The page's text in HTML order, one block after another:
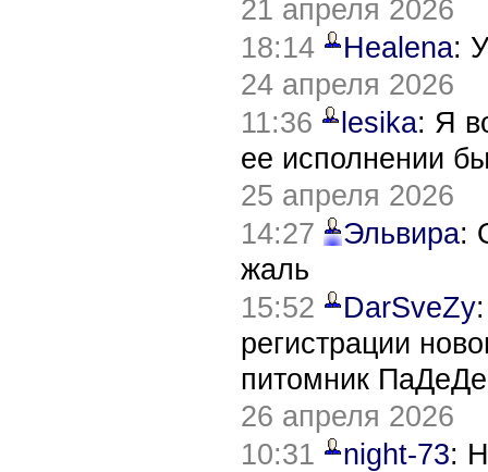
21 апреля 2026
18:14
Healena:
24 апреля 2026
11:36
lesika: Я
ее исполнении
25 апреля 2026
14:27
Эльвира:
жаль
15:52
DarSveZy
регистрации
питомник
26 апреля 2026
10:31
night-73: